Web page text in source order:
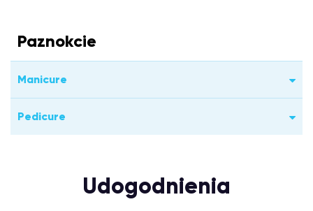
Paznokcie
Manicure
Pedicure
Udogodnienia